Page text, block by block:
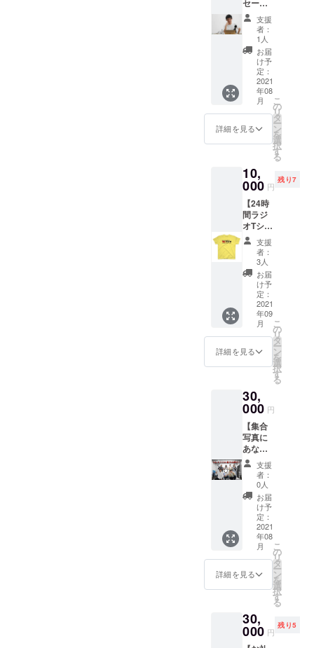
ださい
※リター
ンの画
像は使
用許可
を得て
おりま
きま
す。 あ
わせ
て、お
礼の
メッ
セージ
を動画
にてお
送りい
たしま
す。 ※
く際の
ご希望
のお名
前をご
記入く
ださい
※リター
ンの画
像は使
用許可
を得て
おりま
動画
（個人
宛）＋
エン
ディン
グで名
前読ん
でもら
う権】
リター
ンを購
入して
くだ
方の名
前をエ
ンディ
ング
トーク
で読ま
せて頂
きま
す。 あ
わせ
て、お
礼の
メッ
セージ
を個人
宛に撮
影した
しま
す。 ※
備考欄
に読ま
せて頂
く際の
ご希望
のお名
前をご
記入く
ださい
※リター
ンの画
像は使
用許可
を得て
おりま
支援
者：
1人
お届
け予
定：
2021
年08
月
詳細を見る
こ
の
リ
タ
ー
ン
を
選
択
す
る
10,
000 円
残り7
【24時
間ラジ
オTシャ
ツ＋ひ
がしの
サイン
入りプ
ロマイ
ド写真
がもら
える
権】 24
時間ラ
ジオの
企画、
サムネ
成を
行って
いるス
タッフ
おろち
がデザ
インし
た 24時
間ラジ
オTシャ
ツとひ
がしの
サイン
入りプ
ロマイ
ド写真
（不要
がもら
える権
です。
支援
者：
3人
お届
け予
定：
2021
年09
月
詳細を見る
こ
の
リ
タ
ー
ン
を
選
択
す
る
30,
000 円
【集合
写真に
あなた
を合成
してお
届け】
集合写
真のど
真ん中
にあな
たを合
成し、
しっか
りした
額縁に
入れて
しま
す。 ご
希望の
支援
者：
0人
お届
け予
定：
2021
年08
月
詳細を見る
こ
の
リ
タ
ー
ン
を
選
択
す
る
30,
000 円
残り5